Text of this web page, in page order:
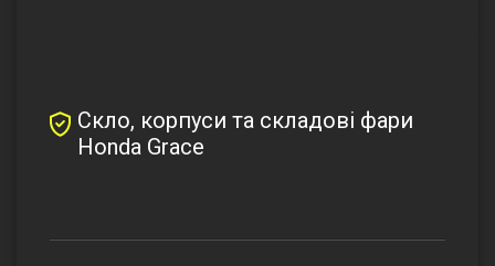
Скло, корпуси та складові фари
Honda Grace